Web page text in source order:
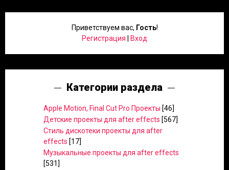
Приветствуем вас, Гость!
Регистрация
Вход
Категории раздела
Apple Motion, Final Cut Pro Проекты [46]
Детские проекты для after effects [567]
Стиль дискотеки проекты для after
effects [17]
Музыкальные проекты для after effects
[531]